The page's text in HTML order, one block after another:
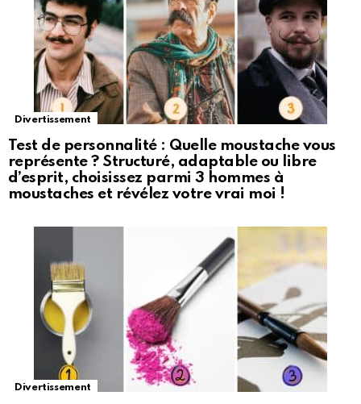
Divertissement
Test de personnalité : Quelle moustache vous
représente ? Structuré, adaptable ou libre
d’esprit, choisissez parmi 3 hommes à
moustaches et révélez votre vrai moi !
Divertissement